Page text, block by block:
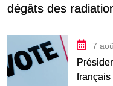
dégâts des
7
français